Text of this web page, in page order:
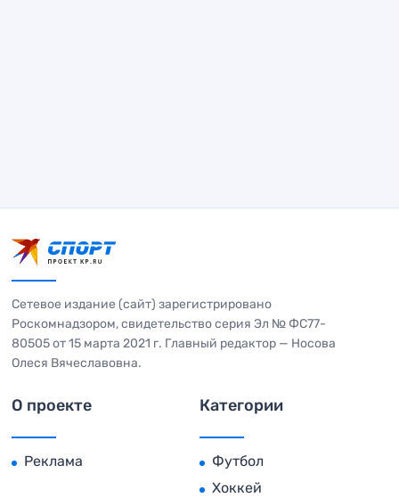
Сетевое издание (сайт) зарегистрировано
Роскомнадзором, свидетельство серия Эл № ФС77-
80505 от 15 марта 2021 г. Главный редактор — Носова
Олеся Вячеславовна.
О проекте
Реклама
Категории
Футбол
Хоккей